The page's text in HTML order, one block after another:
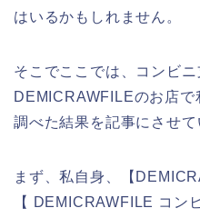
はいるかもしれません。
そこでここでは、コンビ
DEMICRAWFILEのお店
調べた結果を記事にさせて
まず、私自身、【
【 DEMICRAWFILE コ